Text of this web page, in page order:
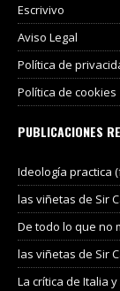
Escrivivo
Aviso Legal
Política de
Política de cookies
PUBLICACIONES
Ideología practica
las viñetas de Sir
De todo lo que no
las viñetas de Sir
La crítica de Italia